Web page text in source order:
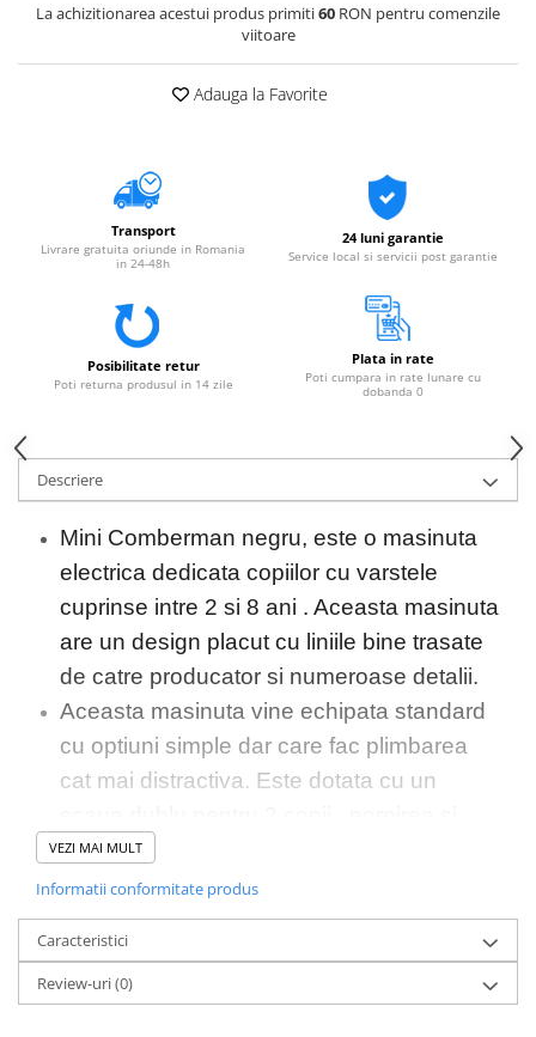
La achizitionarea acestui produs primiti60 RON pentru comenzile
viitoare
Adauga la Favorite
Transport
Livrare gratuita oriunde in Romania
in 24-48h
24 luni garantie
Service local si servicii post garantie
Posibilitate retur
Poti returna produsul in 14 zile
Plata in rate
Poti cumpara in rate lunare cu
dobanda 0
Descriere
Mini Comberman negru, este o masinuta
electrica dedicata copiilor cu varstele
cuprinse intre 2 si 8 ani . Aceasta masinuta
are un design placut cu liniile bine trasate
de catre producator si numeroase detalii.
Aceasta masinuta vine echipata standard
cu optiuni simple dar care fac plimbarea
cat mai distractiva. Este dotata cu un
opreirea se fac din butonul modern
start/stop , buton pentru reglarea volumului
atunci cand vrei sa asculti melodia
preferata , conexiunea fiind prin cablu jack
.
VEZI MAI MULT
Informatii conformitate produs
Caracteristici
Review-uri(0)